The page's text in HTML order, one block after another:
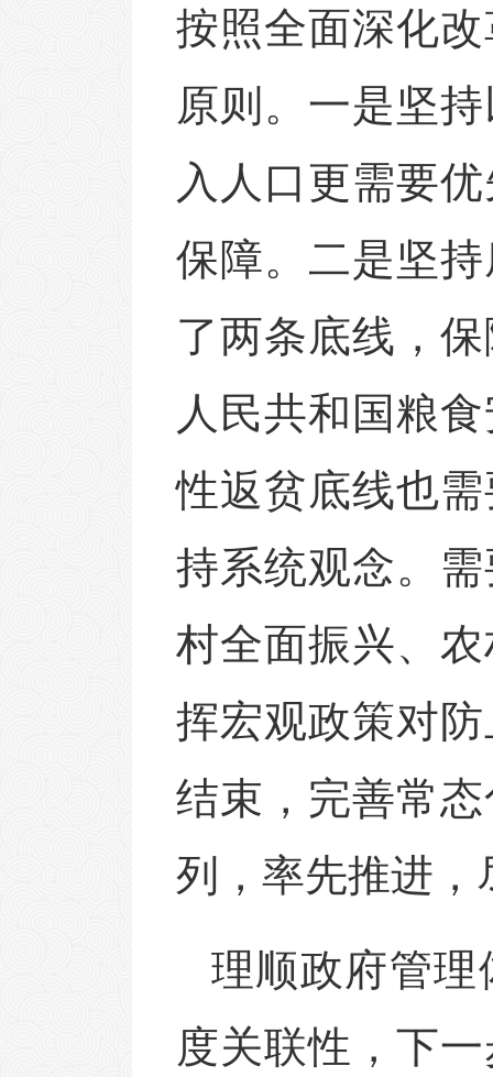
按照全面深化
原则。一是坚
入人口更需要
保障。二是坚
了两条底线，
人民共和国粮
性返贫底线也
持系统观念。
村全面振兴、
挥宏观政策对
结束，完善常
列，率先推进，
理顺政府管理
度关联性，下